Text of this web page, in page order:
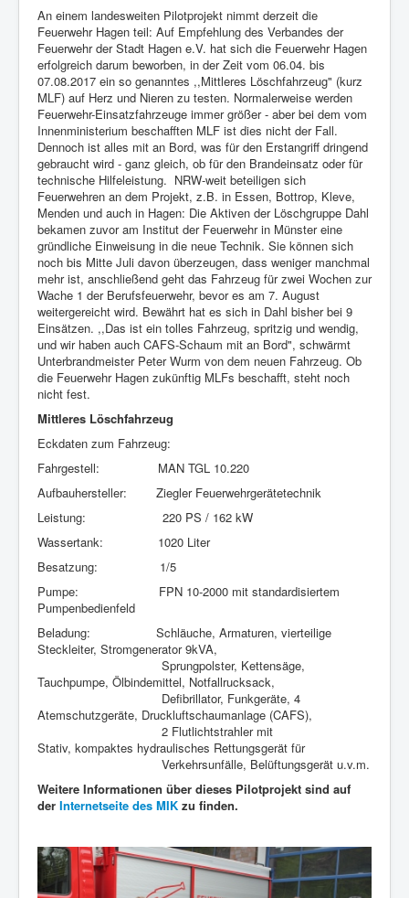
An einem landesweiten Pilotprojekt nimmt derzeit die
Feuerwehr Hagen teil: Auf Empfehlung des Verbandes der
Feuerwehr der Stadt Hagen e.V. hat sich die Feuerwehr Hagen
erfolgreich darum beworben, in der Zeit vom 06.04. bis
07.08.2017 ein so genanntes ,,Mittleres Löschfahrzeug" (kurz
MLF) auf Herz und Nieren zu testen. Normalerweise werden
Feuerwehr-Einsatzfahrzeuge immer größer - aber bei dem vom
Innenministerium beschafften MLF ist dies nicht der Fall.
Dennoch ist alles mit an Bord, was für den Erstangriff dringend
gebraucht wird - ganz gleich, ob für den Brandeinsatz oder für
technische Hilfeleistung. NRW-weit beteiligen sich
Feuerwehren an dem Projekt, z.B. in Essen, Bottrop, Kleve,
Menden und auch in Hagen: Die Aktiven der Löschgruppe Dahl
bekamen zuvor am Institut der Feuerwehr in Münster eine
gründliche Einweisung in die neue Technik. Sie können sich
noch bis Mitte Juli davon überzeugen, dass weniger manchmal
mehr ist, anschließend geht das Fahrzeug für zwei Wochen zur
Wache 1 der Berufsfeuerwehr, bevor es am 7. August
weitergereicht wird. Bewährt hat es sich in Dahl bisher bei 9
Einsätzen. ,,Das ist ein tolles Fahrzeug, spritzig und wendig,
und wir haben auch CAFS-Schaum mit an Bord", schwärmt
Unterbrandmeister Peter Wurm von dem neuen Fahrzeug. Ob
die Feuerwehr Hagen zukünftig MLFs beschafft, steht noch
nicht fest.
Mittleres Löschfahrzeug
Eckdaten zum Fahrzeug:
Fahrgestell: MAN TGL 10.220
Aufbauhersteller: Ziegler Feuerwehrgerätetechnik
Leistung: 220 PS / 162 kW
Wassertank: 1020 Liter
Besatzung: 1/5
Pumpe: FPN 10-2000 mit standardisiertem
Pumpenbedienfeld
Beladung: Schläuche, Armaturen, vierteilige
Steckleiter, Stromgenerator 9kVA,
Sprungpolster, Kettensäge,
Tauchpumpe, Ölbindemittel, Notfallrucksack,
Defibrillator, Funkgeräte, 4
Atemschutzgeräte, Druckluftschaumanlage (CAFS),
2 Flutlichtstrahler mit
Stativ, kompaktes hydraulisches Rettungsgerät für
Verkehrsunfälle, Belüftungsgerät u.v.m.
Weitere Informationen über dieses Pilotprojekt sind auf
der Internetseite des MIK zu finden.